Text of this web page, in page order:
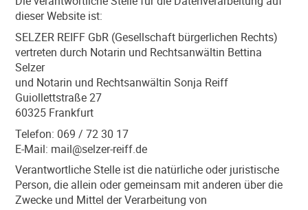
dieser Website ist:
SELZER REIFF GbR (Gesellschaft bürgerlichen Rechts)
vertreten durch Notarin und Rechtsanwältin Bettina
Selzer
und Notarin und Rechtsanwältin Sonja Reiff
Guiollettstraße 27
60325 Frankfurt
Telefon: 069 / 72 30 17
E-Mail: mail@selzer-reiff.de
Verantwortliche Stelle ist die natürliche oder juristische
Person, die allein oder gemeinsam mit anderen über die
Zwecke und Mittel der Verarbeitung von